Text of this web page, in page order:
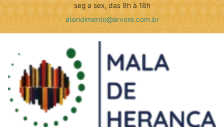
seg a sex, das 9h à 18h
atendimento@arvore.com.br